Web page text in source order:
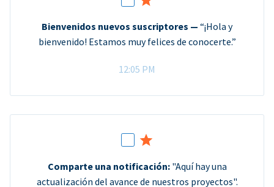
Bienvenidos nuevos suscriptores — “¡Hola y
bienvenido! Estamos muy felices de conocerte.”
12:05 PM
Comparte una notificación:"Aquí hay una
actualización del avance de nuestros proyectos".